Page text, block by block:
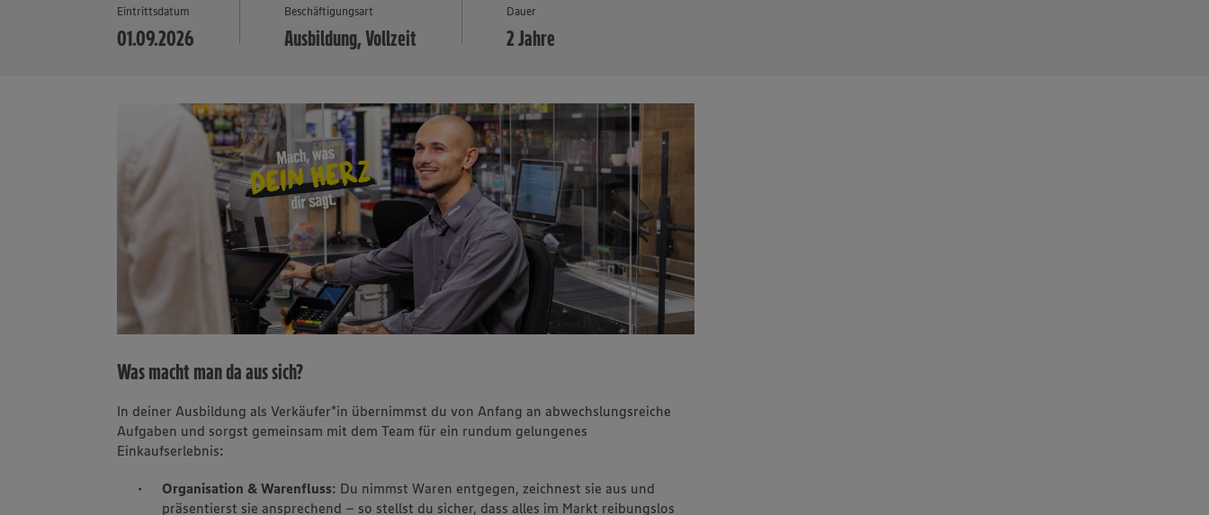
Eintrittsdatum
01.09.2026
Beschäftigungsart
Ausbildung, Vollzeit
Dauer
2 Jahre
Was macht man da aus sich?
In deiner Ausbildung als Verkäufer*in übernimmst du von Anfang an abwechslungsreiche
Aufgaben und sorgst gemeinsam mit dem Team für ein rundum gelungenes
Einkaufserlebnis:
Organisation & Warenfluss: Du nimmst Waren entgegen, zeichnest sie aus und
präsentierst sie ansprechend – so stellst du sicher, dass alles im Markt reibungslos